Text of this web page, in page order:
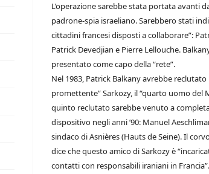
L’operazione sarebbe stata portata avanti
padrone-spia israeliano. Sarebbero stati
cittadini francesi disposti a collaborare”:
Patrick Devedjian e Pierre Lellouche.
presentato come capo della “rete”.
Nel 1983, Patrick Balkany avrebbe reclutato
promettente” Sarkozy, il “quarto uomo del
quinto reclutato sarebbe venuto a
dispositivo negli anni ’90: Manuel
sindaco di Asnières (Hauts de Seine). Il
dice che questo amico di Sarkozy è
contatti con responsabili iraniani in